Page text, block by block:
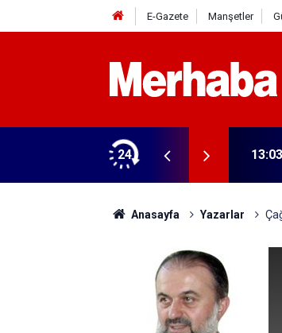
E-Gazete Manşetler
24 13:03
Anasayfa Yazarlar